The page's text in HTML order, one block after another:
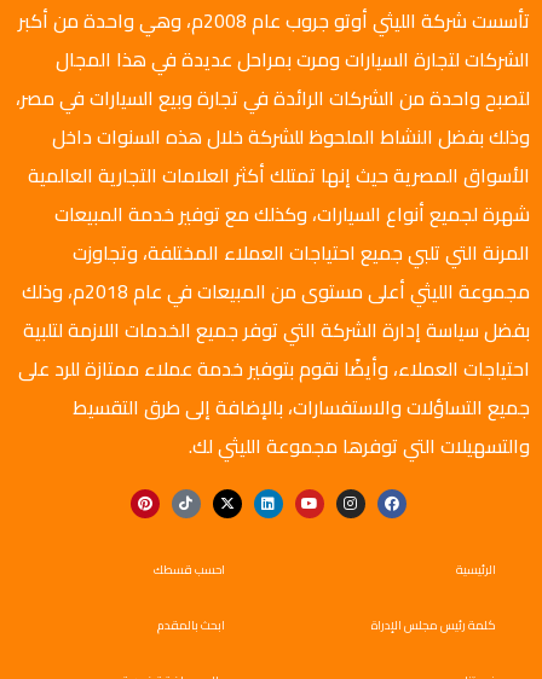
تأسست شركة الليثي أوتو جروب عام 2008م، وهي واحدة من أكبر
الشركات لتجارة السيارات ومرت بمراحل عديدة في هذا المجال
لتصبح واحدة من الشركات الرائدة في تجارة وبيع السيارات في مصر،
وذلك بفضل النشاط الملحوظ للشركة خلال هذه السنوات داخل
الأسواق المصرية حيث إنها تمتلك أكثر العلامات التجارية العالمية
شهرة لجميع أنواع السيارات، وكذلك مع توفير خدمة المبيعات
المرنة التي تلبي جميع احتياجات العملاء المختلفة، وتجاوزت
مجموعة الليثي أعلى مستوى من المبيعات في عام 2018م، وذلك
بفضل سياسة إدارة الشركة التي توفر جميع الخدمات اللازمة لتلبية
احتياجات العملاء، وأيضًا نقوم بتوفير خدمة عملاء ممتازة للرد على
جميع التساؤلات والاستفسارات، بالإضافة إلى طرق التقسيط
والتسهيلات التي توفرها مجموعة الليثي لك.
الرئيسية
كلمة رئيس مجلس الإدراة
احسب قسطك
ابحث بالمقدم